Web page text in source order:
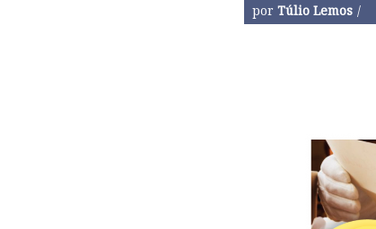
por Túlio Lemos